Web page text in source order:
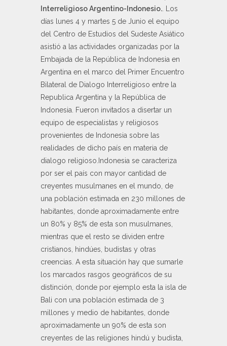
Interreligioso Argentino-Indonesio. . Los
días lunes 4 y martes 5 de Junio el equipo
del Centro de Estudios del Sudeste Asiático
asistió a las actividades organizadas por la
Embajada de la República de Indonesia en
Argentina en el marco del Primer Encuentro
Bilateral de Dialogo Interreligioso entre la
Republica Argentina y la República de
Indonesia. Fueron invitados a disertar un
equipo de especialistas y religiosos
provenientes de Indonesia sobre las
realidades de dicho país en materia de
dialogo religioso.Indonesia se caracteriza
por ser el país con mayor cantidad de
creyentes musulmanes en el mundo, de
una población estimada en 230 millones de
habitantes, donde aproximadamente entre
un 80% y 85% de esta son musulmanes,
mientras que el resto se dividen entre
cristianos, hindúes, budistas y otras
creencias. A esta situación hay que sumarle
los marcados rasgos geográficos de su
distinción, donde por ejemplo esta la isla de
Bali con una población estimada de 3
millones y medio de habitantes, donde
aproximadamente un 90% de esta son
creyentes de las religiones hindú y budista,